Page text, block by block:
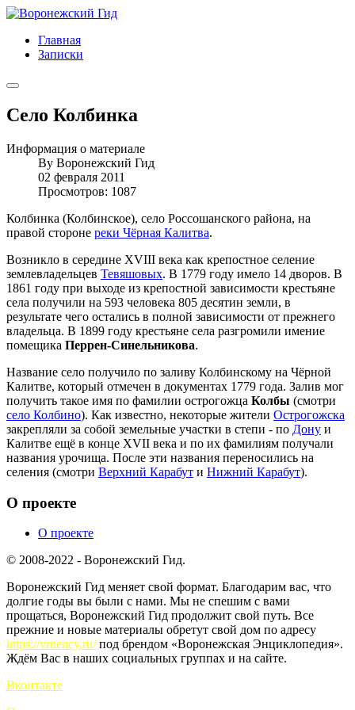
Главная
Записки
Село Колбинка
Информация о материале
By Воронежский Гид
02 февраля 2011
Просмотров: 1087
Колбинка (Колбинское), село Россошанского района, на
правой стороне реки Чёрная Калитва.
Возникло в середине XVIII века как крепостное селение
землевладельцев Тевяшовых. В 1779 году имело 14 дворов. В
1861 году при выходе из крепостной зависимости крестьяне
села получили на 593 человека 805 десятин земли, в
результате чего остались в полной зависимости от прежнего
владельца. В 1899 году крестьяне села разгромили имение
помещика Перрен-Синельникова.
Название село получило по заливу Колбинскому на Чёрной
Калитве, который отмечен в документах 1779 года. Залив мог
получить такое имя по фамилии острогожца Колбы (смотри
село Колбино). Как известно, некоторые жители Острогожска
закрепляли за собой земельные участки в степи - по Дону и
Калитве ещё в конце XVII века и по их фамилиям получали
названия урочища. После эти названия переносились на
селения (смотри Верхний Карабут и Нижний Карабут).
О проекте
О проекте
© 2008-2022 - Воронежский Гид.
Воронежский Гид меняет свой формат. Благодарим вас, что
долгие годы вы были с нами. Мы не спешим с вами
прощаться, Воронежский Гид продолжит свой путь. Все
прежние и новые материалы обретут свой дом по адресу
https://vrnency.ru/под брендом «Воронежская Энциклопедия».
Ждём Вас в наших социальных группах и на сайте.
Вконтакте